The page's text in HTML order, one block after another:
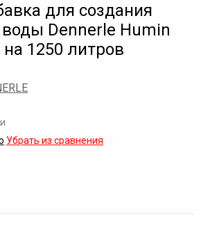
для создания
Dennerle Humin
1250 литров
Убрать из сравнения